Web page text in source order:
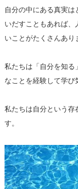
自分の中にある真実
いだすこともあれば、
いことがたくさんあり
私たちは「自分を知る
なことを経験して学び
私たちは自分という存
す。